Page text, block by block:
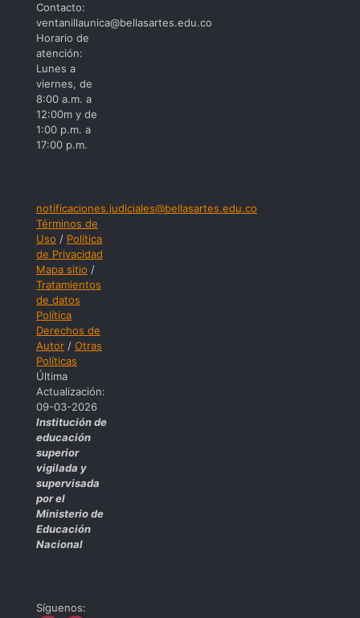
Contacto:
ventanillaunica@bellasartes.edu.co
Horario de
atención:
Lunes a
viernes, de
8:00 a.m. a
12:00m y de
1:00 p.m. a
17:00 p.m.
notificaciones.judiciales@bellasartes.edu.co
Términos de
Uso / Política
de Privacidad
Mapa sitio /
Tratamientos
de datos
Política
Derechos de
Autor / Otras
Políticas
Última
Actualización:
09-03-2026
Institución de
educación
superior
vigilada y
supervisada
por el
Ministerio de
Educación
Nacional
Síguenos: